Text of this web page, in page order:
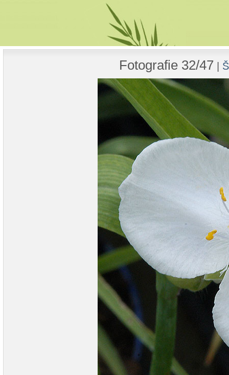
Fotografie 32/47 |